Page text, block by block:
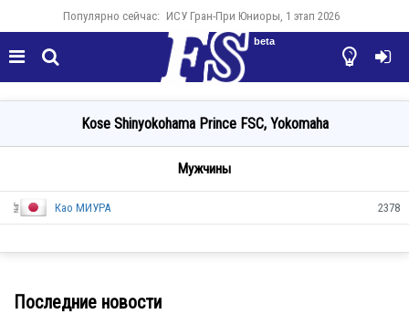
Популярно сейчас: ИСУ Гран-При Юниоры, 1 этап 2026
  

beta
Kose Shinyokohama Prince FSC, Yokomaha
Мужчины
Као МИУРА 2378
Последние новости